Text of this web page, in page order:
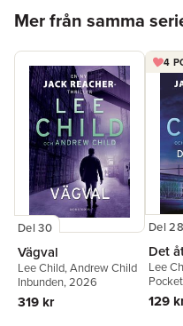
Mer från samma
Del 30
Vägval
Lee Child,Andrew Child
Inbunden, 2026
319 kr
4
Del 28
Det
Lee
Pocket
129